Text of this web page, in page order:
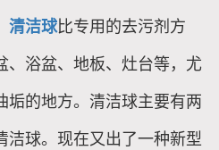
清洁球比专用的去污剂方
、浴盆、地板、灶台等，尤
垢的地方。清洁球主要有两
洁球。现在又出了一种新型